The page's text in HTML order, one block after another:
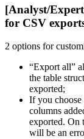
[Analyst/
for CSV
2 options for
“Export all”
the table
exported;
If you choose
columns
exported. On
will be an